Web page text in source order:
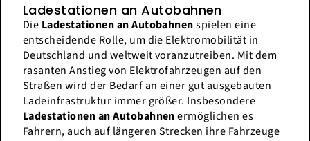
Ladestationen an Autobahnen
Die Ladestationen an Autobahnenspielen eine
entscheidende Rolle, um die Elektromobilität in
Deutschland und weltweit voranzutreiben. Mit dem
rasanten Anstieg von Elektrofahrzeugen auf den
Straßen wird der Bedarf an einer gut ausgebauten
Ladeinfrastruktur immer größer. Insbesondere
Ladestationen an Autobahnenermöglichen es
Fahrern, auch auf längeren Strecken ihre Fahrzeuge